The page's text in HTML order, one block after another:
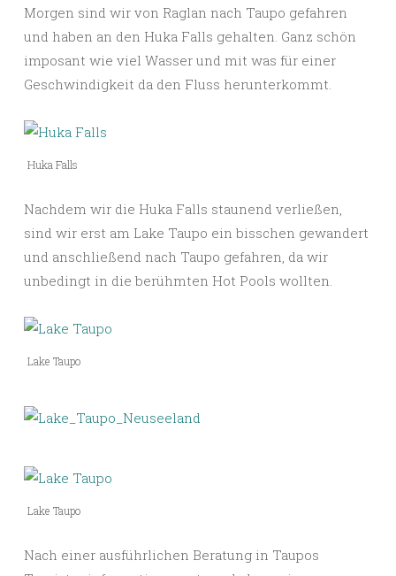
Morgen sind wir von Raglan nach Taupo gefahren
und haben an den Huka Falls gehalten. Ganz schön
imposant wie viel Wasser und mit was für einer
Geschwindigkeit da den Fluss herunterkommt.
Huka Falls
Nachdem wir die Huka Falls staunend verließen,
sind wir erst am Lake Taupo ein bisschen gewandert
und anschließend nach Taupo gefahren, da wir
unbedingt in die berühmten Hot Pools wollten.
Lake Taupo
Lake Taupo
Nach einer ausführlichen Beratung in Taupos